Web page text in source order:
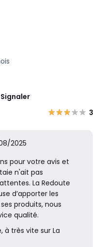
Signaler
3
2025
pour votre avis et
n'ait pas
La Redoute
d’apporter les
produits, nous
qualité.
à très vite sur La